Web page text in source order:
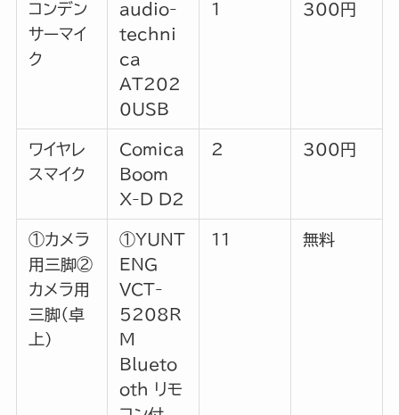
コンデン
サーマイ
ク
audio-
techni
ca
AT202
0USB
1 300円
ワイヤレ
スマイク
Comica
Boom
X-D D2
2 300円
①カメラ
用三脚②
カメラ用
三脚（卓
上）
①YUNT
ENG
VCT-
5208R
M
Blueto
oth リモ
11 無料